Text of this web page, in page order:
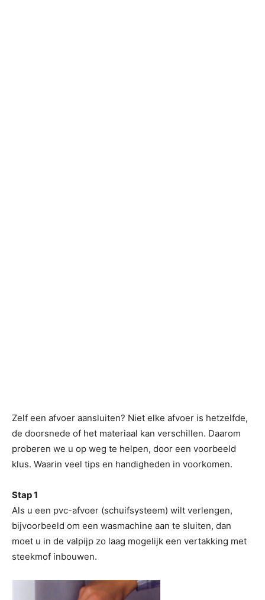
Zelf een afvoer aansluiten? Niet elke afvoer is hetzelfde,
de doorsnede of het materiaal kan verschillen. Daarom
proberen we u op weg te helpen, door een voorbeeld
klus. Waarin veel tips en handigheden in voorkomen.
Stap 1
Als u een pvc-afvoer (schuifsysteem) wilt verlengen,
bijvoorbeeld om een wasmachine aan te sluiten, dan
moet u in de valpijp zo laag mogelijk een vertakking met
steekmof inbouwen.